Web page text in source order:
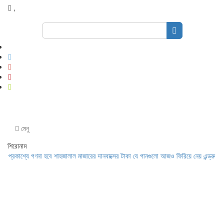
,
Search
মেনু
শিরোনাম
গণনা হবে শাহজালাল মাজারের দানবাক্সের টাকাযে গানগুলো আজও ফিরিয়ে নেয় এন্ড্রু